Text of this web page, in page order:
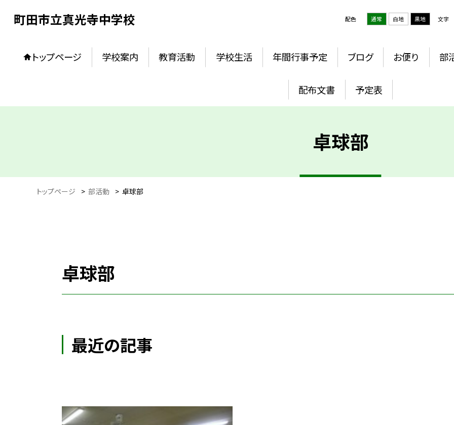
町田市立真光寺中学校 配色 通常 白地 黒地 文字
トップページ 学校案内 教育活動 学校生活 年間行事予定 ブログ お便り 部
配布文書 予定表
卓球部
トップページ > 部活動 > 卓球部
卓球部
最近の記事